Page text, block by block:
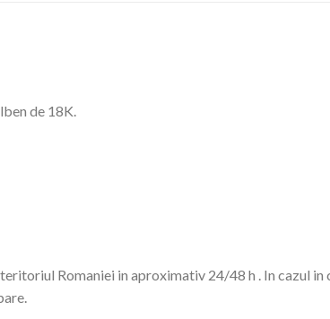
de 18K.
Romaniei in aproximativ 24/48 h . In cazul